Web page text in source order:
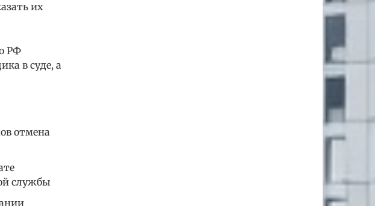
их
РФ
в суде, а
отмена
службы